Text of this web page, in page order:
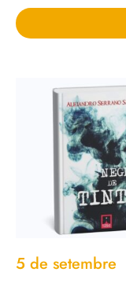
5 de setembre